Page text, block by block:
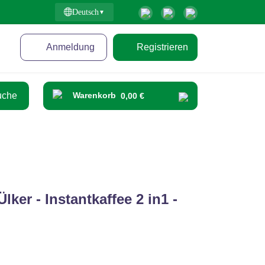
Deutsch
Registrieren
Anmeldung
Warenkorb 0,00 €
- Instantkaffee 2 in1 -